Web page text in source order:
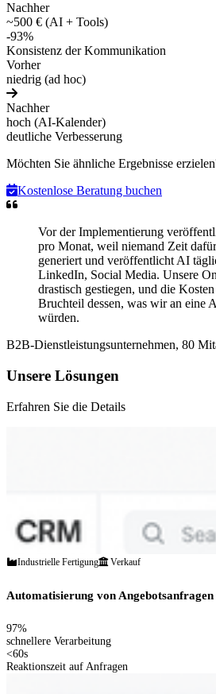
Nachher
~500 € (AI + Tools)
-93%
Konsistenz der Kommunikation
Vorher
niedrig (ad hoc)
Nachher
hoch (AI-Kalender)
deutliche Verbesserung
Möchten Sie ähnliche Ergebnisse
Kostenlose Beratung buchen
Vor der Implementierung
pro Monat, weil niemand Zeit
generiert und veröffentlicht AI
LinkedIn, Social Media. Unsere
drastisch gestiegen, und die
Bruchteil dessen, was wir an eine
würden.
B2B-Dienstleistungsunternehmen, 80
Unsere Lösungen
Erfahren Sie die Details
Industrielle Fertigung Verkauf
Automatisierung von
97%
schnellere Verarbeitung
<60s
Reaktionszeit auf Anfragen